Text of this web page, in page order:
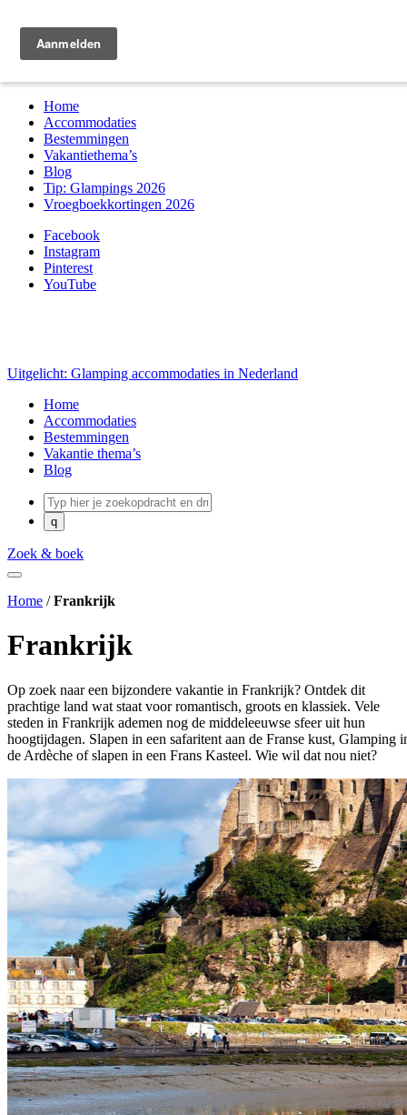
Home
Accommodaties
Bestemmingen
Vakantiethema’s
Blog
Tip: Glampings 2026
Vroegboekkortingen 2026
Facebook
Instagram
Pinterest
YouTube
Uitgelicht: Glamping accommodaties in Nederland
Home
Accommodaties
Bestemmingen
Vakantie thema’s
Blog
Zoek & boek
Home /Frankrijk
Frankrijk
Op zoek naar een bijzondere vakantie in Frankrijk? Ontdek dit
prachtige land wat staat voor romantisch, groots en klassiek. Vele
steden in Frankrijk ademen nog de middeleeuwse sfeer uit hun
hoogtijdagen. Slapen in een safaritent aan de Franse kust, Glamping
de Ardèche of slapen in een Frans Kasteel. Wie wil dat nou niet?